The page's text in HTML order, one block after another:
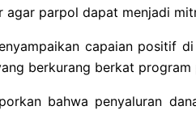
agar parpol dapat menjadi
capaian positif
berkurang berkat
bahwa penyaluran